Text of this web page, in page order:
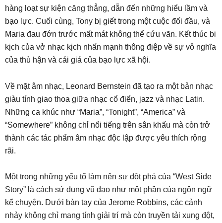
hàng loạt sự kiện căng thẳng, dẫn đến những hiểu lầm và
bạo lực. Cuối cùng, Tony bị giết trong một cuộc đối đầu, và
Maria đau đớn trước mất mát không thể cứu vãn. Kết thúc bi
kịch của vở nhạc kịch nhấn mạnh thông điệp về sự vô nghĩa
của thù hận và cái giá của bạo lực xã hội.
Về mặt âm nhạc, Leonard Bernstein đã tạo ra một bản nhạc
giàu tính giao thoa giữa nhạc cổ điển, jazz và nhạc Latin.
Những ca khúc như “Maria”, “Tonight”, “America” và
“Somewhere” không chỉ nổi tiếng trên sân khấu mà còn trở
thành các tác phẩm âm nhạc độc lập được yêu thích rộng
rãi.
Một trong những yếu tố làm nên sự đột phá của “West Side
Story” là cách sử dụng vũ đạo như một phần của ngôn ngữ
kể chuyện. Dưới bàn tay của Jerome Robbins, các cảnh
nhảy không chỉ mang tính giải trí mà còn truyền tải xung đột,